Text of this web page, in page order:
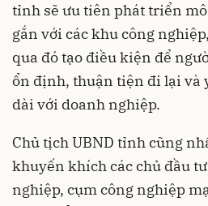
tỉnh sẽ ưu tiên phát triển
gắn với các khu công
qua đó tạo điều kiện để
ổn định, thuận tiện đi lại và
dài với doanh nghiệp.
Chủ tịch UBND tỉnh cũng
khuyến khích các chủ đầu
nghiệp, cụm công nghiệp